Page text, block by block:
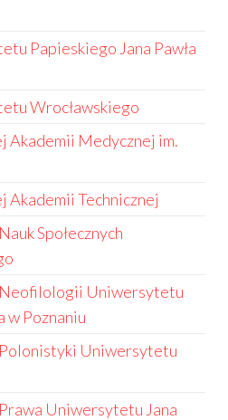
Papieskiego Jana Pawła
Wrocławskiego
Akademii Medycznej im.
Technicznej
Społecznych
Uniwersytetu
w Poznaniu
Uniwersytetu
Uniwersytetu Jana